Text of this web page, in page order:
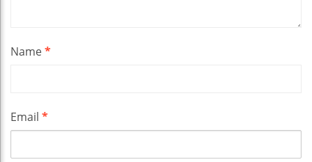
Name*
Email *